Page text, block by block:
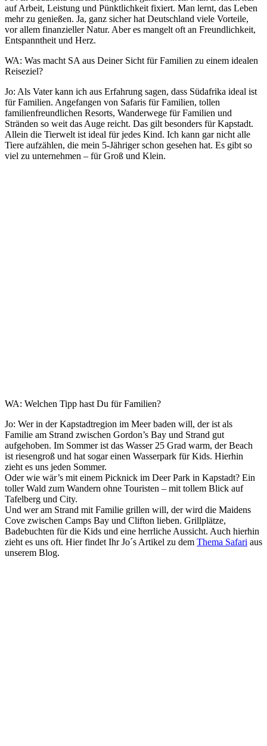
auf Arbeit, Leistung und Pünktlichkeit fixiert. Man lernt, das Leben
mehr zu genießen. Ja, ganz sicher hat Deutschland viele Vorteile,
vor allem finanzieller Natur. Aber es mangelt oft an Freundlichkeit,
Entspanntheit und Herz.
WA: Was macht SA aus Deiner Sicht für Familien zu einem idealen
Reiseziel?
Jo: Als Vater kann ich aus Erfahrung sagen, dass Südafrika ideal ist
für Familien. Angefangen von Safaris für Familien, tollen
familienfreundlichen Resorts, Wanderwege für Familien und
Stränden so weit das Auge reicht. Das gilt besonders für Kapstadt.
Allein die Tierwelt ist ideal für jedes Kind. Ich kann gar nicht alle
Tiere aufzählen, die mein 5-Jähriger schon gesehen hat. Es gibt so
viel zu unternehmen – für Groß und Klein.
WA: Welchen Tipp hast Du für Familien?
Jo: Wer in der Kapstadtregion im Meer baden will, der ist als
Familie am Strand zwischen Gordon’s Bay und Strand gut
aufgehoben. Im Sommer ist das Wasser 25 Grad warm, der Beach
ist riesengroß und hat sogar einen Wasserpark für Kids. Hierhin
zieht es uns jeden Sommer.
Oder wie wär’s mit einem Picknick im Deer Park in Kapstadt? Ein
toller Wald zum Wandern ohne Touristen – mit tollem Blick auf
Tafelberg und City.
Und wer am Strand mit Familie grillen will, der wird die Maidens
Cove zwischen Camps Bay und Clifton lieben. Grillplätze,
Badebuchten für die Kids und eine herrliche Aussicht. Auch hierhin
zieht es uns oft. Hier findet Ihr Jo´s Artikel zu dem Thema Safari aus
unserem Blog.